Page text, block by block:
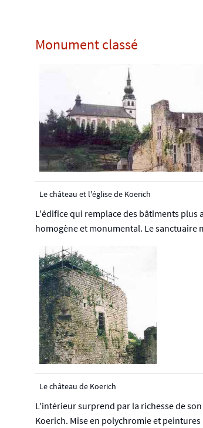
Monument classé
Le château et l'église de Koerich
L'édifice qui remplace des bâtiments plus
homogène et monumental. Le sanctuaire
Le château de Koerich
L'intérieur surprend par la richesse de
Koerich. Mise en polychromie et